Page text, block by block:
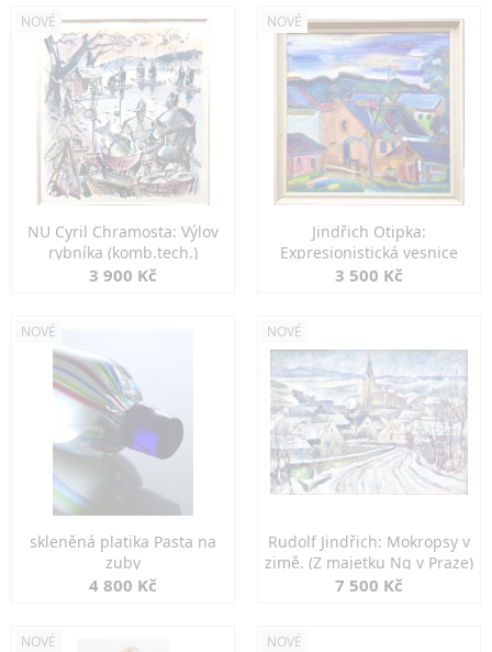
NOVÉ
NU Cyril Chramosta: Výlov
rybníka (komb.tech.)
3 900 Kč
NOVÉ
Jindřich Otipka:
Expresionistická vesnice
3 500 Kč
NOVÉ
skleněná platika Pasta na
zuby
4 800 Kč
NOVÉ
Rudolf Jindřich: Mokropsy v
zimě. (Z majetku Ng v Praze)
7 500 Kč
NOVÉ NOVÉ